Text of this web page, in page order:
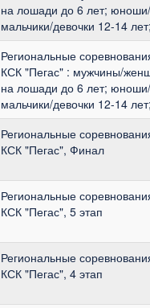
на лошади до 6 лет;
мальчики/девочки 12-14 лет;
Региональные
КСК "Пегас" : мужчины/
на лошади до 6 лет;
мальчики/девочки 12-14 лет;
Региональные
КСК "Пегас", Финал
Региональные
КСК "Пегас", 5 этап
Региональные
КСК "Пегас", 4 этап